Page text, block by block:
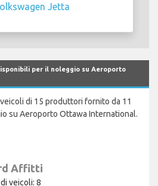
Jetta
per il noleggio su Aeroporto
di 15 produttori fornito da 11
su Aeroporto Ottawa International.
Affitti
veicoli: 8